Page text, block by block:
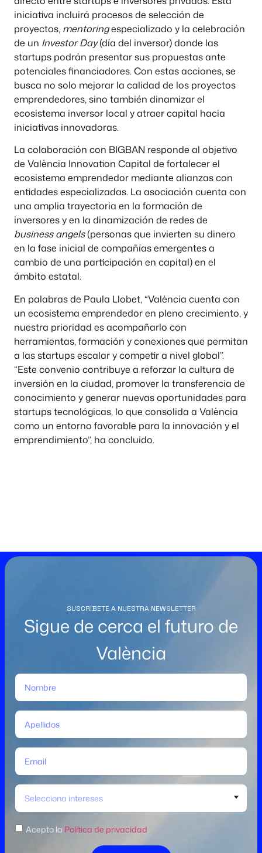
iniciativa incluirá procesos de selección de
proyectos, mentoringespecializado y la celebración
de un Investor Day(día del inversor) donde las
startups podrán presentar sus propuestas ante
potenciales financiadores. Con estas acciones, se
busca no solo mejorar la calidad de los proyectos
emprendedores, sino también dinamizar el
ecosistema inversor local y atraer capital hacia
iniciativas innovadoras.
La colaboración con BIGBAN responde al objetivo
de València Innovation Capital de fortalecer el
ecosistema emprendedor mediante alianzas con
entidades especializadas. La asociación cuenta con
una amplia trayectoria en la formación de
inversores y en la dinamización de redes de
business angels(personas que invierten su dinero
en la fase inicial de compañías emergentes a
cambio de una participación en capital) en el
ámbito estatal.
En palabras de Paula Llobet, “València cuenta con
un ecosistema emprendedor en pleno crecimiento, y
nuestra prioridad es acompañarlo con
herramientas, formación y conexiones que permitan
a las startups escalar y competir a nivel global”.
“Este convenio contribuye a reforzar la cultura de
inversión en la ciudad, promover la transferencia de
conocimiento y generar nuevas oportunidades para
startups tecnológicas, lo que consolida a València
como un entorno favorable para la innovación y el
emprendimiento”, ha concluido.
SUSCRÍBETE A NUESTRA NEWSLETTER
Sigue de cerca el futuro de
València
Selecciona intereses
Acepto la Política de privacidad.